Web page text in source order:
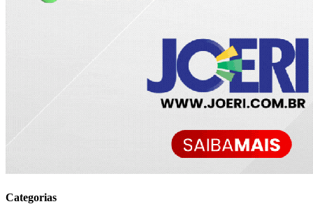
Categorias